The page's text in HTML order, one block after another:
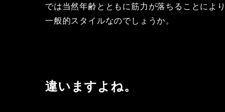
では当然年齢とともに筋力が落ちることによ
一般的スタイルなのでしょうか。
違いますよね。